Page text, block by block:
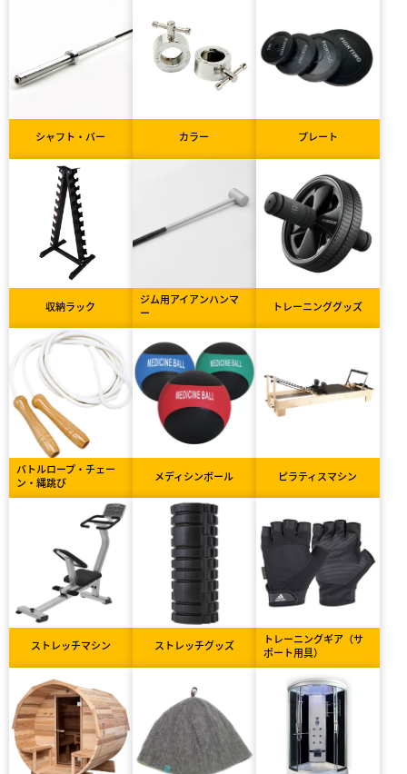
シャフト・バー カラー プレート
収納ラック
ジム用アイアンハンマ
ー
トレーニンググッズ
バトルロープ・チェー
ン・縄跳び
メディシンボール ピラティスマシン
ストレッチマシン ストレッチグッズ
トレーニングギア（サ
ポート用具）